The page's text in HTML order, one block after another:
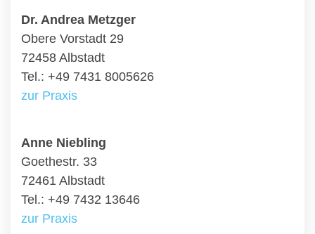
Dr. Andrea Metzger
Obere Vorstadt 29
72458 Albstadt
Tel.: +49 7431 8005626
zur Praxis
Anne Niebling
Goethestr. 33
72461 Albstadt
Tel.: +49 7432 13646
zur Praxis